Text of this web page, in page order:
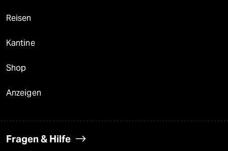
Reisen
Kantine
Shop
Anzeigen
Fragen & Hilfe